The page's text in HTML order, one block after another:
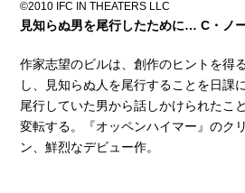
©2010 IFC IN THEATERS LLC
見知らぬ男を尾行したために… C・ノ
作家志望のビルは、創作のヒントを得
し、見知らぬ人を尾行することを日課
尾行していた男から話しかけられたこ
変転する。『オッペンハイマー』のク
ン、鮮烈なデビュー作。